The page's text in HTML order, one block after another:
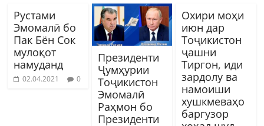
Рустами
Эмомалӣ бо
Пак Бён Сок
мулоқот
намуданд
02.04.2021 0
Президенти
Ҷумҳурии
Тоҷикистон
Эмомалӣ
Раҳмон бо
Президенти
Охири моҳи
июн дар
Тоҷикистон
ҷашни
Тиргон, иди
зардолу ва
намоиши
хушкмеваҳо
баргузор